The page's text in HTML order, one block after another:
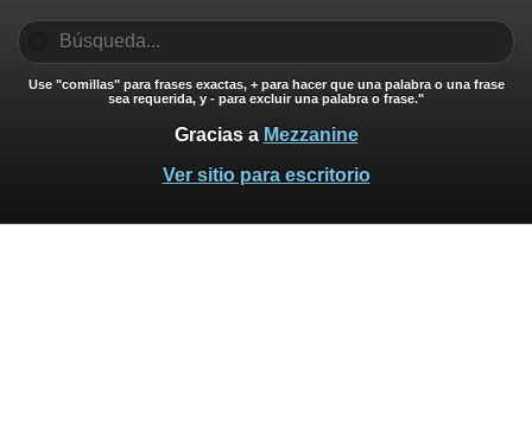
Use "comillas" para frases exactas, + para hacer que una palabra o una frase
sea requerida, y - para excluir una palabra o frase."
Gracias a Mezzanine
Ver sitio para escritorio